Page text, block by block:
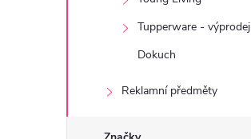
Tupperware - výprodej
Dokuch
Reklamní předměty